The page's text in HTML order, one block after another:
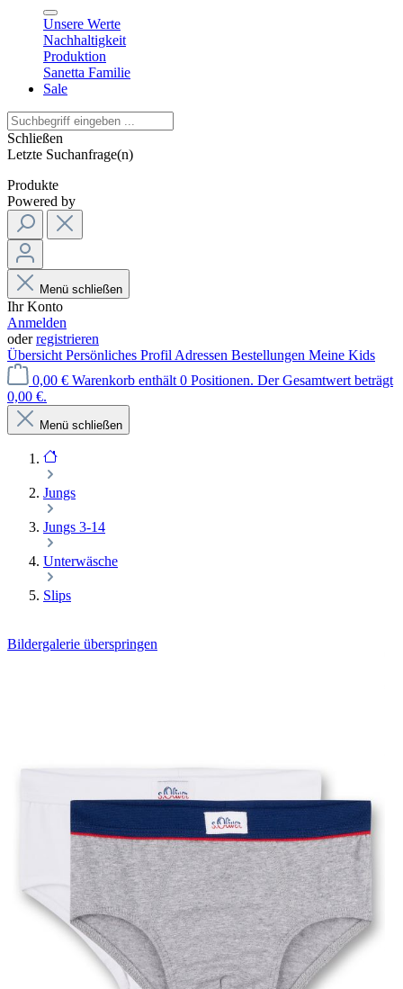
Unsere Werte
Nachhaltigkeit
Produktion
Sanetta Familie
Sale
Schließen
Letzte Suchanfrage(n)
Produkte
Powered by
Menü schließen
Ihr Konto
Anmelden
oderregistrieren
Übersicht Persönliches Profil Adressen Bestellungen Meine Kids
0,00 € Warenkorb enthält 0 Positionen. Der Gesamtwert beträgt
0,00 €.
Menü schließen
Jungs
Jungs 3-14
Unterwäsche
Slips
Bildergalerie überspringen